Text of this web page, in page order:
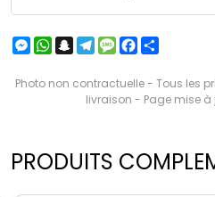
Messenger
WhatsApp
Snapchat
Telegram
MessageFacebook
Photo non contractuelle - Tous les
livraison - Page mise
PRODUITS